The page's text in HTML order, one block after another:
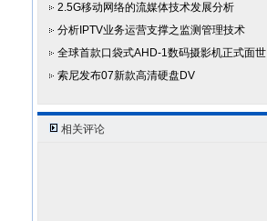
2.5G移动网络的流媒体技术发展分析
分析IPTV业务运营支撑之监测管理技术
全球首款口袋式AHD-1数码摄影机正式面世
索尼发布07新款高清硬盘DV
相关评论